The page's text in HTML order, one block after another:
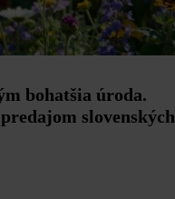
bohatšia úroda.
slovenských